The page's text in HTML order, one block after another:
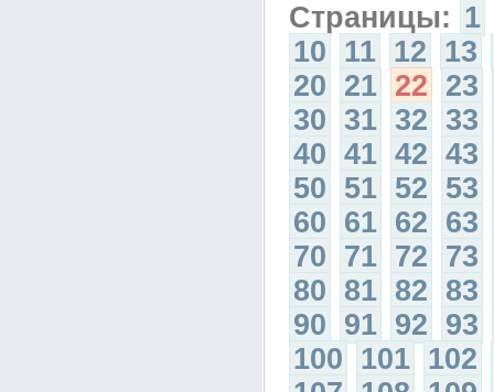
Страницы: 1
10 11 12 13
20 21 22 23
30 31 32 33
40 41 42 43
50 51 52 53
60 61 62 63
70 71 72 73
80 81 82 83
90 91 92 93
100 101 102